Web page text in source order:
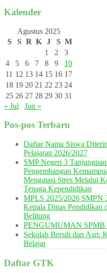
Kalender
Agustus 2025
S
S R K J S M
1
2
3
4
5 6 7 8 9
10
11 12 13 14 15 16 17
18 19 20 21 22 23 24
25 26 27 28 29 30 31
« Jul
Jun »
Pos-pos Terbaru
Daftar Nama Siswa
Pelajaran 2026/2027
SMP Negeri 3
Pengembangan
Mengatasi Stres Melalui
Tenaga Kependidikan
MPLS 2025/2026 SMPN
Kepala Dinas Pendidikan
Belitung
PENGUMUMAN SPMB
Sekolah Bersih dan Asri:
Belajar
Daftar GTK